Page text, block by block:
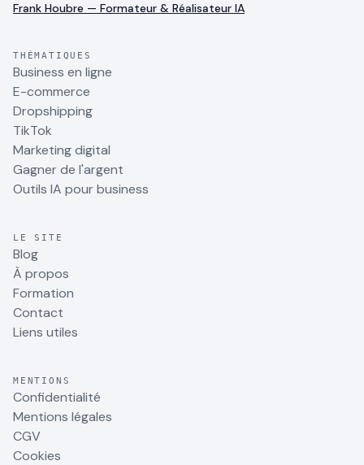
Frank Houbre — Formateur & Réalisateur IA
THÉMATIQUES
Business en ligne
E-commerce
Dropshipping
TikTok
Marketing digital
Gagner de l'argent
Outils IA pour business
LE SITE
Blog
À propos
Formation
Contact
Liens utiles
MENTIONS
Confidentialité
Mentions légales
CGV
Cookies